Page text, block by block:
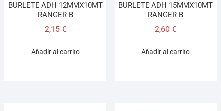
BURLETE ADH 12MMX10MT
RANGER B
2,15 €
Añadir al carrito
BURLETE ADH 15MMX10MT
RANGER B
2,60€
Añadir al carrito